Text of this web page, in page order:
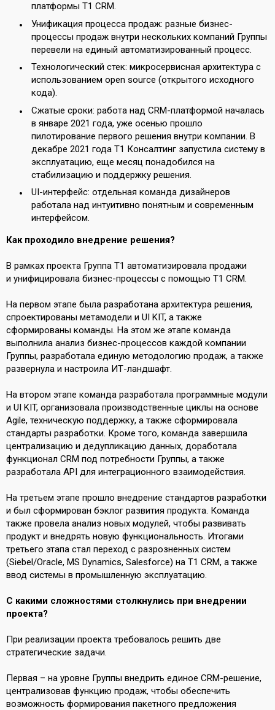
платформы Т1 CRM.
Унификация процесса продаж: разные бизнес-
процессы продаж внутри нескольких компаний Группы
перевели на единый автоматизированный процесс.
Технологический стек: микросервисная архитектура с
использованием open source (открытого исходного
кода).
Сжатые сроки: работа над CRM-платформой началась
в январе 2021 года, уже осенью прошло
пилотирование первого решения внутри компании. В
декабре 2021 года Т1 Консалтинг запустила систему в
эксплуатацию, еще месяц понадобился на
стабилизацию и поддержку решения.
UI-интерфейс: отдельная команда дизайнеров
работала над интуитивно понятным и современным
интерфейсом.
Как проходило внедрение решения?
В рамках проекта Группа Т1 автоматизировала продажи
и унифицировала бизнес-процессы с помощью Т1 CRM.
На первом этапе была разработана архитектура решения,
спроектированы метамодели и UI KIT, а также
сформированы команды. На этом же этапе команда
выполнила анализ бизнес-процессов каждой компании
Группы, разработала единую методологию продаж, а также
развернула и настроила ИТ-ландшафт.
На втором этапе команда разработала программные модули
и UI KIT, организовала производственные циклы на основе
Agile, техническую поддержку, а также сформировала
стандарты разработки. Кроме того, команда завершила
централизацию и дедупликацию данных, доработала
функционал CRM под потребности Группы, а также
разработала API для интеграционного взаимодействия.
На третьем этапе прошло внедрение стандартов разработки
и был сформирован бэклог развития продукта. Команда
также провела анализ новых модулей, чтобы развивать
продукт и внедрять новую функциональность. Итогами
третьего этапа стал переход с разрозненных систем
(Siebel/Oracle, MS Dynamics, Salesforce) на Т1 CRM, а также
ввод системы в промышленную эксплуатацию.
С какими сложностями столкнулись при внедрении
проекта?
При реализации проекта требовалось решить две
стратегические задачи.
Первая – на уровне Группы внедрить единое CRM-решение,
централизовав функцию продаж, чтобы обеспечить
возможность формирования пакетного предложения